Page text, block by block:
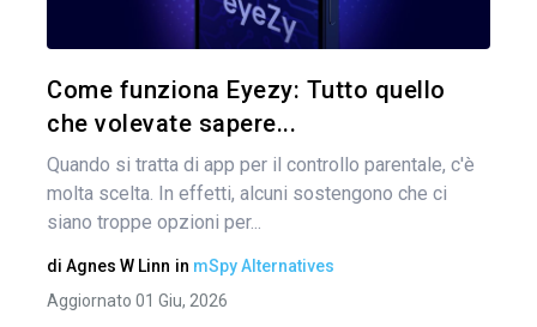
Come funziona Eyezy: Tutto quello
che volevate sapere...
Quando si tratta di app per il controllo parentale, c'è
molta scelta. In effetti, alcuni sostengono che ci
siano troppe opzioni per...
di Agnes W Linn in mSpy Alternatives
Aggiornato 01 Giu, 2026